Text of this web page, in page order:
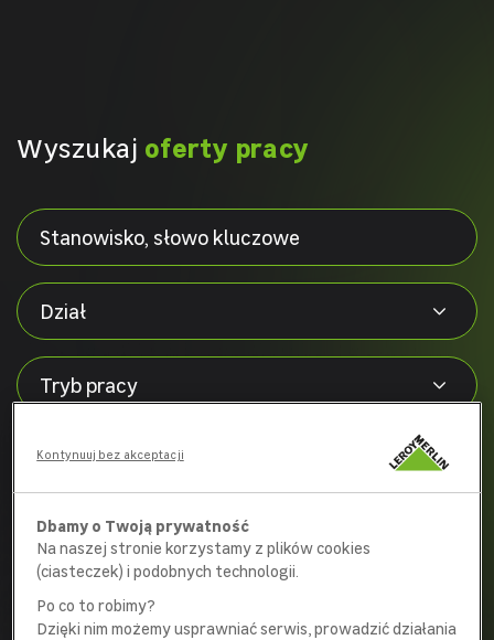
Wyszukaj oferty pracy
Szukaj
Pokaż wszystkie oferty
Dbamy o Twoją prywatność
Na naszej stronie korzystamy z plików cookies
(ciasteczek) i podobnych technologii.
Po co to robimy?
Dzięki nim możemy usprawniać serwis, prowadzić działania
Kontynuuj bez akceptacji